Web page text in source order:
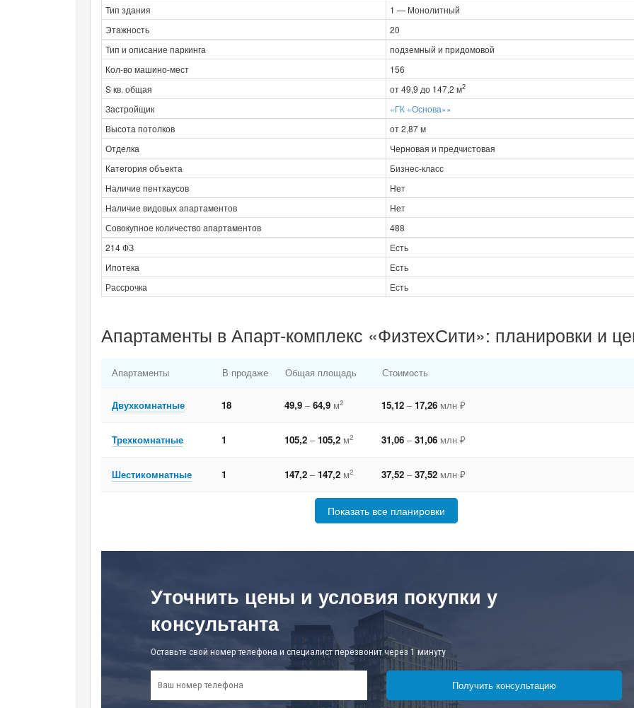
Тип здания
1 — Монолитный
Этажность
20
Тип и описание паркинга
подземный и придомовой
Кол-во машино-мест
156
S кв. общая
от 49,9 до 147,2 м2
Застройщик
«ГК «Основа»»
Высота потолков
от 2,87 м
Отделка
Черновая и предчистовая
Категория объекта
Бизнес-класс
Наличие пентхаусов
Нет
Наличие видовых апартаментов
Нет
Совокупное количество апартаментов
488
214 ФЗ
Есть
Ипотека
Есть
Рассрочка
Есть
Апартаменты в Апарт-комплекс «ФизтехСити»: планировки и
Апартаменты В продаже Общая площадь Стоимость
Двухкомнатные 18 49,9 –64,9 м2 15,12 –17,26 млн ₽
Трехкомнатные 1 105,2 –105,2 м2 31,06 –31,06 млн ₽
Шестикомнатные 1 147,2 –147,2 м2 37,52 –37,52 млн ₽
Показать все планировки
Уточнить цены и условия покупки у
консультанта
Оставьте свой номер телефона и специалист перезвонит через 1 минуту